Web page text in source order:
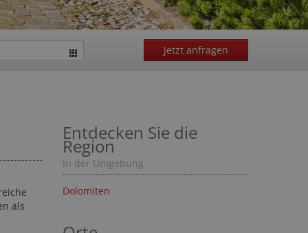
Jetzt anfragen
als
Entdecken Sie die
Region
In der Umgebung
Dolomiten